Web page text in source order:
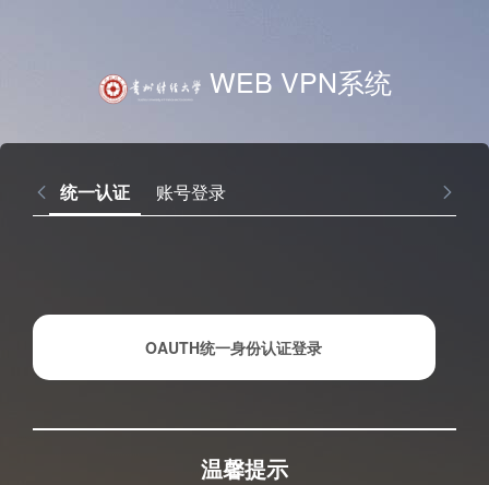
WEB VPN系统
统一认证 账号登录
OAUTH统一身份认证登录
温馨提示